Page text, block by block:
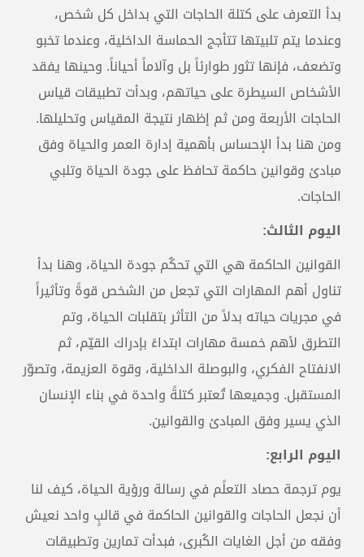
بدأ التعرف على كتلة الحاجات التي بداخل كل شخص،
وعندما يتم تلبيتها تتأجج الحماسة الداخلية، وعندما تخبو
وتضعف، فإنها تثور طوارئاً بل وآلاماً أحياناً. وحينها يفقد
الأشخاص السيطرة على حياتهم، وبدأت تطبيقات قياس
الحاجات الأربعة ومن ثم إظهار نتيجة المقياس وتحليلها.
ومن هنا بدأ الإحساس بأهمية إدارة العمر والحياة وفق
مبادئ وقوانين حاكمة تحافظ على جودة الحياة وتلبي
الحاجات.
اليوم الثالث:
القوانين الحاكمة هي التي تحكُم جودة الحياة، وهنا بدأ
تناول أهم المهارات التي تجعل من الشخص قوةً وتأثيراً
في مجريات حياته بدلاً من التأثر بتقلبات الحياة، وتم
التطرق لأهم خمسة مهارات ابتداءً بإدراك القيّم، ثم
الانفتاح الفكري، والبوصلة الداخلية، وقوة العزيمة، وتصوّر
المستقبل. وجميعها تُعتبر كتلةً واحدة في بناء الإنسان
الذي يسير وفق المبادئ والقوانين.
اليوم الرابع:
يوم ترجمة حصاد التعلًم في رسالة ورؤية الحياة، كيف لنا
أن نجعل الحاجات والقوانين الحاكمة في قالبٍ واحد نعيش
وفقه من أجل الغايات الكُبرى، فبدأت تمارين وتطبيقات